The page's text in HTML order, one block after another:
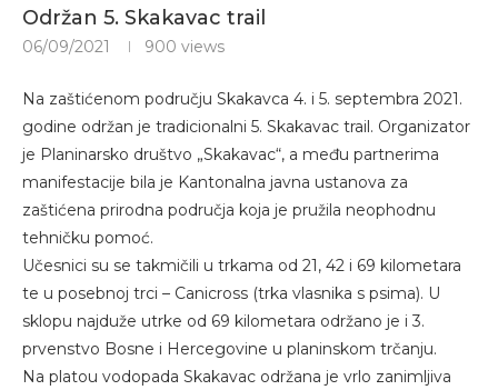
Održan 5. Skakavac trail
06/09/2021 900 views
Na zaštićenom području Skakavca 4. i 5. septembra 2021.
godine održan je tradicionalni 5. Skakavac trail. Organizator
je Planinarsko društvo „Skakavac“, a među partnerima
manifestacije bila je Kantonalna javna ustanova za
zaštićena prirodna područja koja je pružila neophodnu
tehničku pomoć.
Učesnici su se takmičili u trkama od 21, 42 i 69 kilometara
te u posebnoj trci – Canicross (trka vlasnika s psima). U
sklopu najduže utrke od 69 kilometara održano je i 3.
prvenstvo Bosne i Hercegovine u planinskom trčanju.
Na platou vodopada Skakavac održana je vrlo zanimljiva